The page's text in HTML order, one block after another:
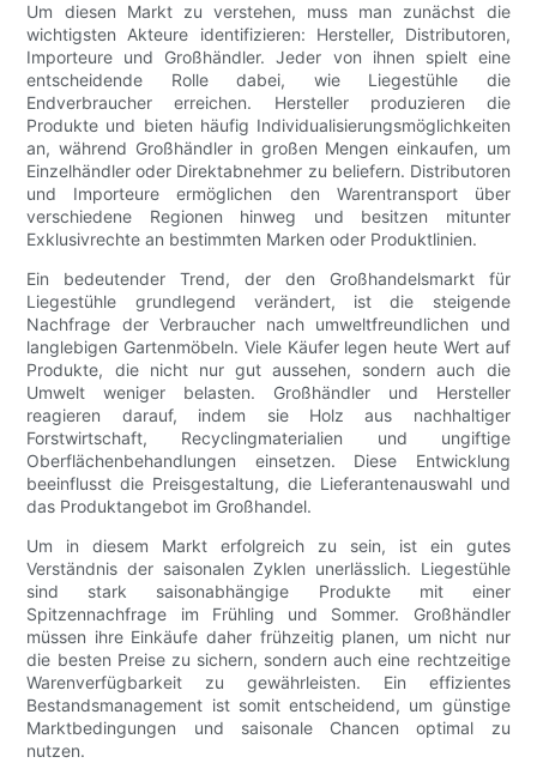
Um diesen Markt zu verstehen, muss man zunächst die
wichtigsten Akteure identifizieren: Hersteller, Distributoren,
Importeure und Großhändler. Jeder von ihnen spielt eine
entscheidende Rolle dabei, wie Liegestühle die
Endverbraucher erreichen. Hersteller produzieren die
Produkte und bieten häufig Individualisierungsmöglichkeiten
an, während Großhändler in großen Mengen einkaufen, um
Einzelhändler oder Direktabnehmer zu beliefern. Distributoren
und Importeure ermöglichen den Warentransport über
verschiedene Regionen hinweg und besitzen mitunter
Exklusivrechte an bestimmten Marken oder Produktlinien.
Ein bedeutender Trend, der den Großhandelsmarkt für
Liegestühle grundlegend verändert, ist die steigende
Nachfrage der Verbraucher nach umweltfreundlichen und
langlebigen Gartenmöbeln. Viele Käufer legen heute Wert auf
Produkte, die nicht nur gut aussehen, sondern auch die
Umwelt weniger belasten. Großhändler und Hersteller
reagieren darauf, indem sie Holz aus nachhaltiger
Forstwirtschaft, Recyclingmaterialien und ungiftige
Oberflächenbehandlungen einsetzen. Diese Entwicklung
beeinflusst die Preisgestaltung, die Lieferantenauswahl und
das Produktangebot im Großhandel.
Um in diesem Markt erfolgreich zu sein, ist ein gutes
Verständnis der saisonalen Zyklen unerlässlich. Liegestühle
sind stark saisonabhängige Produkte mit einer
Spitzennachfrage im Frühling und Sommer. Großhändler
müssen ihre Einkäufe daher frühzeitig planen, um nicht nur
die besten Preise zu sichern, sondern auch eine rechtzeitige
Warenverfügbarkeit zu gewährleisten. Ein effizientes
Bestandsmanagement ist somit entscheidend, um günstige
Marktbedingungen und saisonale Chancen optimal zu
nutzen.